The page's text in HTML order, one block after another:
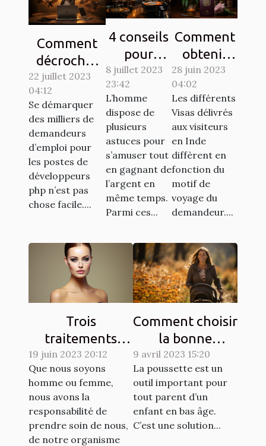
Comment
décrocher
son emploi
de rêve en
tant que
développeur
PHP ?
22 juillet 2023
04:12
Se démarquer
des milliers de
demandeurs
d’emploi pour
les postes de
développeurs
php n’est pas
chose facile....
4 conseils
pour
gagner au
jeu de
casino
aviator
8 juillet 2023
23:42
L’homme
dispose de
plusieurs
astuces pour
s’amuser tout
en gagnant de
l’argent en
même temps.
Parmi ces...
Comment
obtenir
son visa
pour
l’inde ?
28 juin 2023
04:02
Les différents
Visas délivrés
aux visiteurs
en Inde
diffèrent en
fonction du
motif de
voyage du
demandeur....
Trois
traitements
dermatologiques
pour améliorer
l'apparence de
votre peau
19 juin 2023 20:12
Que nous soyons
homme ou femme,
nous avons la
responsabilité de
prendre soin de nous,
de notre organisme
Comment choisir
la bonne
poussette pour
un enfant ?
9 avril 2023 15:20
La poussette est un
outil important pour
tout parent d’un
enfant en bas âge.
C’est une solution...